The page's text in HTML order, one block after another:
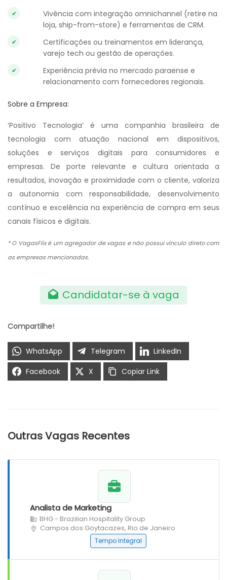
Vivência com integração omnichannel (retire na
loja, ship-from-store) e ferramentas de CRM.
Certificações ou treinamentos em liderança,
varejo tech ou gestão de operações.
Experiência prévia no mercado paraense e
relacionamento com fornecedores regionais.
Sobre a Empresa:
‘Positivo Tecnologia’ é uma companhia brasileira de
tecnologia com atuação nacional em dispositivos,
soluções e serviços digitais para consumidores e
empresas. De porte relevante e cultura orientada a
resultados, inovação e proximidade com o cliente, valoriza
a autonomia com responsabilidade, desenvolvimento
contínuo e excelência na experiência de compra em seus
canais físicos e digitais.
* O VagasFlix é um agregador de vagas e não possui vínculo direto com
as empresas mencionadas.
Candidatar-se à vaga
Compartilhe!
WhatsApp Telegram
LinkedIn
Facebook
X Copiar Link
Outras Vagas Recentes
Analista de Marketing
BHG - Brazilian Hospitality Group
Campos dos Goytacazes, Rio de Janeiro
Tempo Integral